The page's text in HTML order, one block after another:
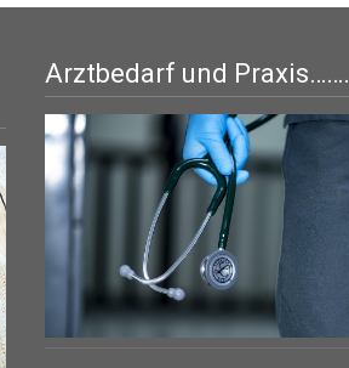
Arztbedarf und Praxis…….